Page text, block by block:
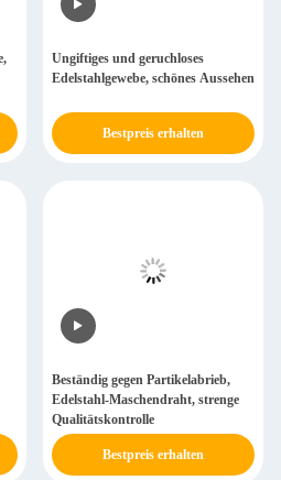
Ungiftiges und geruchloses
Edelstahlgewebe, schönes Aussehen
Bestpreis erhalten
Beständig gegen Partikelabrieb,
Edelstahl-Maschendraht, strenge
Qualitätskontrolle
Bestpreis erhalten